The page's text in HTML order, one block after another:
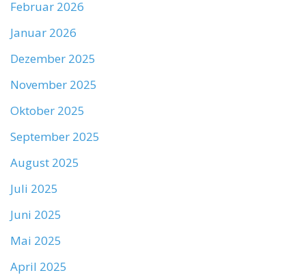
Februar 2026
Januar 2026
Dezember 2025
November 2025
Oktober 2025
September 2025
August 2025
Juli 2025
Juni 2025
Mai 2025
April 2025